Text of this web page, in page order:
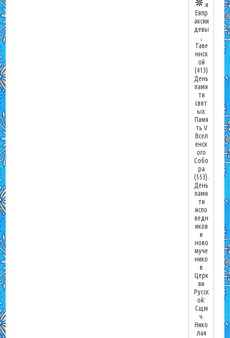
и
Евпр
аксии
девы
,
Таве
ннск
ой
(413)
День
памя
ти
свят
ых:
Памя
ть V
Всел
енск
ого
Собо
ра
(553).
День
памя
ти
испо
ведн
иков
и
ново
муче
нико
в
Церк
ви
Русск
ой:
Сщм
ч.
Нико
лая